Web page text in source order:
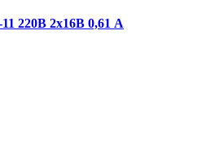
220В 2х16В 0,61 А